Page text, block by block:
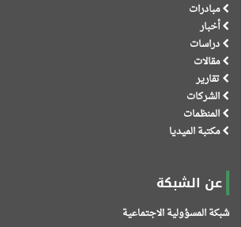
مبادرات
أخبار
دراسات
مقالات
تقارير
الشركات
المنظمات
مكتبة الميديا
عن الشبكة
شبكة المسؤولية الاجتماعية